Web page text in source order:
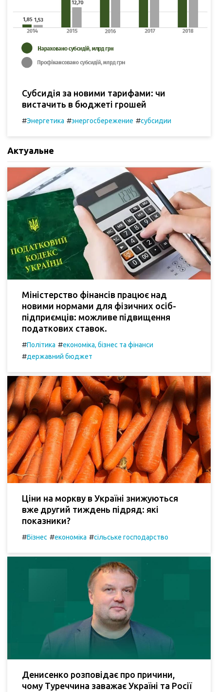
Субсидія за новими тарифами: чи
вистачить в бюджеті грошей
#Энергетика #энергосбережение #субсидии
Актуальне
Міністерство фінансів працює над
новими нормами для фізичних осіб-
підприємців: можливе підвищення
податкових ставок.
#Політика #економіка, бізнес та фінанси
#державний бюджет
Ціни на моркву в Україні знижуються
вже другий тиждень підряд: які
показники?
#Бізнес #економіка #сільське господарство
Денисенко розповідає про причини,
чому Туреччина заважає Україні та Росії